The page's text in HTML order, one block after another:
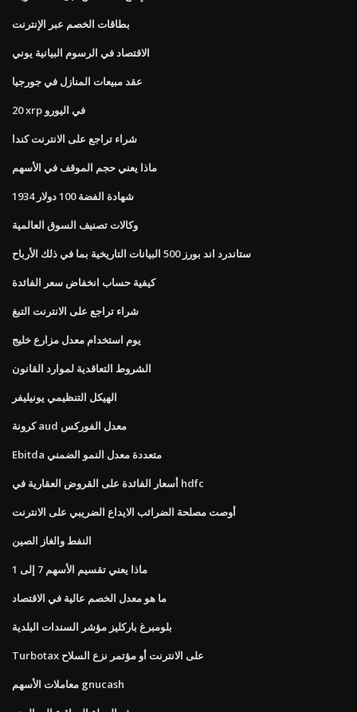
بطاقات الخصم عبر الإنترنت
الاقتصاد في الرسوم البيانية يوني
عقد مبيعات المنازل في جورجيا
20 xrp في اليورو
شراء تراجع على الانترنت كندا
ماذا يعني حجم الموقف في الأسهم
شهادة الفضة 100 دولار 1934
وكالات تصنيف السوق العالمية
ستاندرد اند بورز 500 البيانات التاريخية بما في ذلك الأرباح
كيفية حساب انخفاض سعر الفائدة
شراء تراجع على الانترنت التبغ
يوم استخدام معدل مزارع خليج
الشروط التعاقدية لموارد القانون
الهيكل التنظيمي يونيليفر
كرونة aud معدل الفوركس
Ebitda متعددة معدل النمو الضمني
أسعار الفائدة على القروض العقارية في hdfc
أوصت مصلحة الضرائب الايداع الضريبي على الانترنت
النفط والغاز الصين
ماذا يعني تقسيم الأسهم 7 إلى 1
ما هو معدل الخصم عالية في الاقتصاد
بلومبرغ باركليز مؤشر السندات البلدية
Turbotax على الانترنت أو مؤتمر نزع السلاح
معاملات الأسهم gnucash